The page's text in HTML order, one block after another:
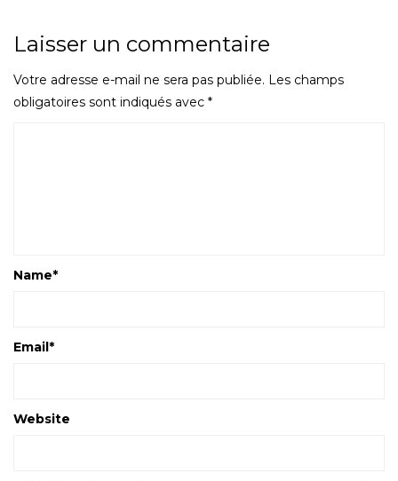
Laisser un commentaire
Votre adresse e-mail ne sera pas publiée. Les champs
obligatoires sont indiqués avec *
Name*
Email*
Website